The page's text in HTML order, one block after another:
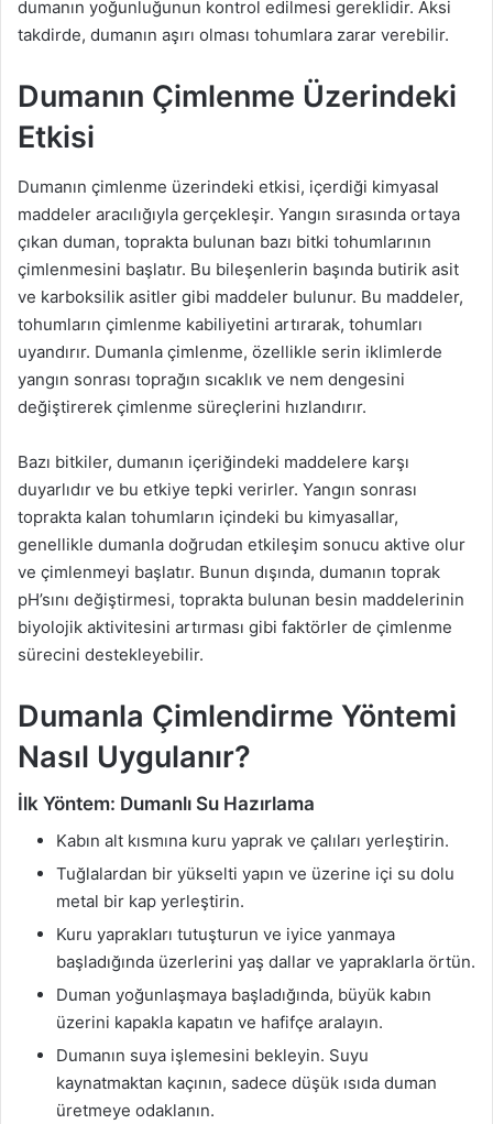
dumanın yoğunluğunun kontrol edilmesi gereklidir. Aksi
takdirde, dumanın aşırı olması tohumlara zarar verebilir.
Dumanın Çimlenme Üzerindeki
Etkisi
Dumanın çimlenme üzerindeki etkisi, içerdiği kimyasal
maddeler aracılığıyla gerçekleşir. Yangın sırasında ortaya
çıkan duman, toprakta bulunan bazı bitki tohumlarının
çimlenmesini başlatır. Bu bileşenlerin başında butirik asit
ve karboksilik asitler gibi maddeler bulunur. Bu maddeler,
tohumların çimlenme kabiliyetini artırarak, tohumları
uyandırır. Dumanla çimlenme, özellikle serin iklimlerde
yangın sonrası toprağın sıcaklık ve nem dengesini
değiştirerek çimlenme süreçlerini hızlandırır.
Bazı bitkiler, dumanın içeriğindeki maddelere karşı
duyarlıdır ve bu etkiye tepki verirler. Yangın sonrası
toprakta kalan tohumların içindeki bu kimyasallar,
genellikle dumanla doğrudan etkileşim sonucu aktive olur
ve çimlenmeyi başlatır. Bunun dışında, dumanın toprak
pH’sını değiştirmesi, toprakta bulunan besin maddelerinin
biyolojik aktivitesini artırması gibi faktörler de çimlenme
sürecini destekleyebilir.
Dumanla Çimlendirme Yöntemi
Nasıl Uygulanır?
İlk Yöntem: Dumanlı Su Hazırlama
Kabın alt kısmına kuru yaprak ve çalıları yerleştirin.
Tuğlalardan bir yükselti yapın ve üzerine içi su dolu
metal bir kap yerleştirin.
Kuru yaprakları tutuşturun ve iyice yanmaya
başladığında üzerlerini yaş dallar ve yapraklarla örtün.
Duman yoğunlaşmaya başladığında, büyük kabın
üzerini kapakla kapatın ve hafifçe aralayın.
Dumanın suya işlemesini bekleyin. Suyu
kaynatmaktan kaçının, sadece düşük ısıda duman
üretmeye odaklanın.